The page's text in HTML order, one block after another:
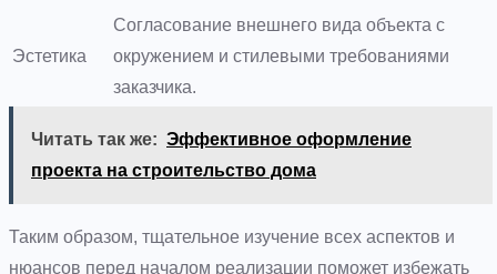
Эстетика
Согласование внешнего вида объекта с
окружением и стилевыми требованиями
заказчика.
Читать так же: Эффективное оформление
проекта на строительство дома
Таким образом, тщательное изучение всех аспектов и
нюансов перед началом реализации поможет избежать